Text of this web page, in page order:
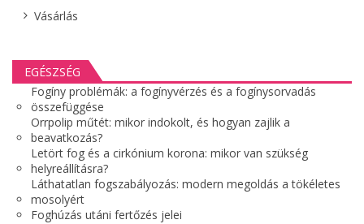
Vásárlás
EGÉSZSÉG
Fogíny problémák: a fogínyvérzés és a fogínysorvadás
összefüggése
Orrpolip műtét: mikor indokolt, és hogyan zajlik a
beavatkozás?
Letört fog és a cirkónium korona: mikor van szükség
helyreállításra?
Láthatatlan fogszabályozás: modern megoldás a tökéletes
mosolyért
Foghúzás utáni fertőzés jelei